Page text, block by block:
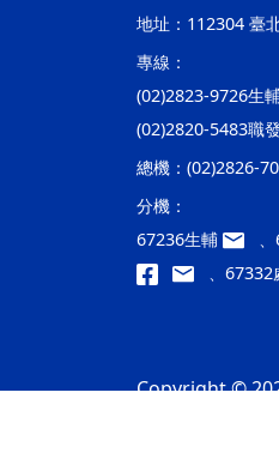
地址： 112304 臺
專線：
(02)2823-9726生
(02)2820-5483職
總機： (02)2826-
分機：
67236生輔
、67332
Copyright ©